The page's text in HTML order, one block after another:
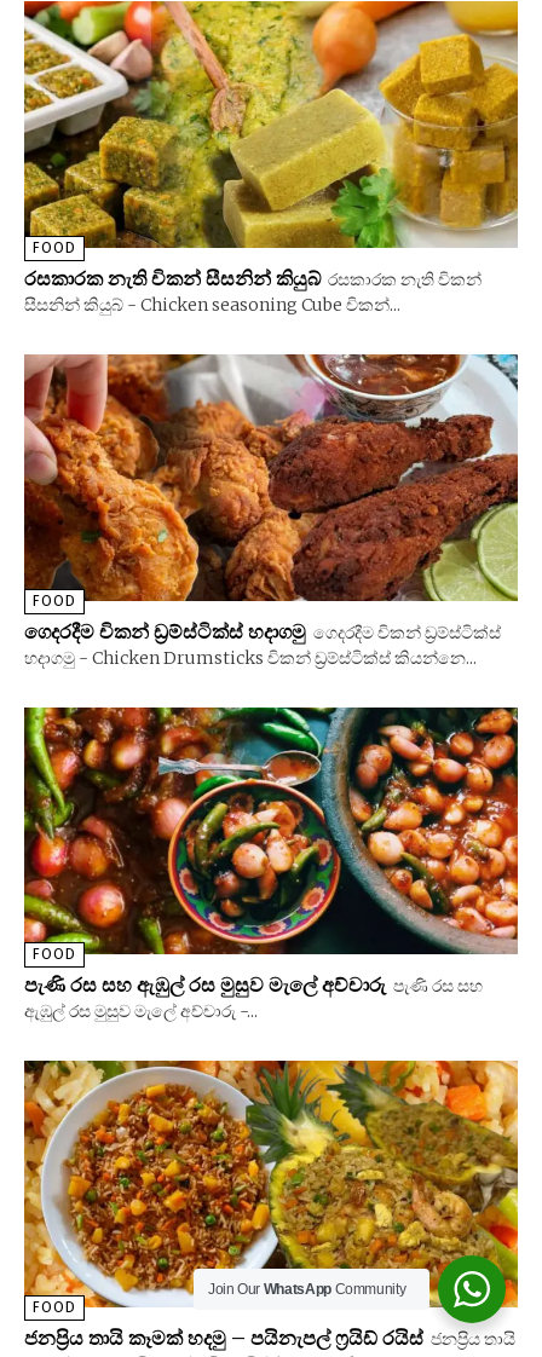
FOOD
රසකාරක නැති චිකන් සීසනින් කියුබ් රසකාරක නැති චිකන්
සීසනින් කියුබ් - Chicken seasoning Cube චිකන්...
FOOD
ගෙදරදීම චිකන් ඩ්‍රම්ස්ටික්ස් හදාගමු ගෙදරදීම චිකන් ඩ්‍රම්ස්ටික්ස්
හදාගමු - Chicken Drumsticks චිකන් ඩ්‍රම්ස්ටික්ස් කියන්නෙ...
FOOD
පැණි රස සහ ඇඹුල් රස මුසුව මැලේ අච්චාරු පැණි රස සහ
ඇඹුල් රස මුසුව මැලේ අච්චාරු -...
FOOD
ජනප්‍රිය තායි කෑමක් හදමු – පයිනැපල් ෆ්‍රයිඩ් රයිස් ජනප්‍රිය තායි
Join Our WhatsAppCommunity